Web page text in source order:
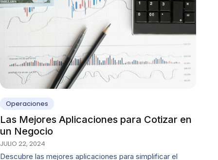
Operaciones
Las Mejores Aplicaciones para Cotizar en
un Negocio
JULIO 22, 2024
Descubre las mejores aplicaciones para simplificar el